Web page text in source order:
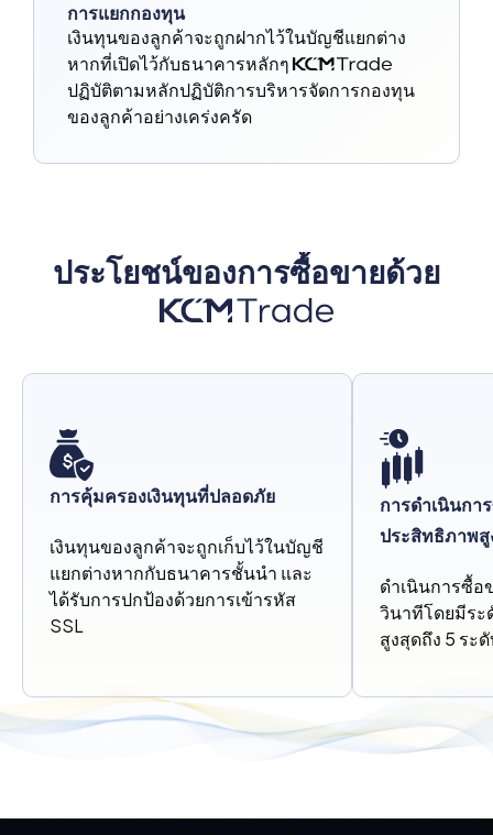
การแยกกองทุน
เงินทุนของลูกค้าจะถูกฝากไว้ในบัญชีแยกต่าง
หากที่เปิดไว้กับธนาคารหลักๆ
ปฏิบัติตามหลักปฏิบัติการบริหารจัดการกองทุน
ของลูกค้าอย่างเคร่งครัด
ประโยชน์ของการซื้อขายด้วย
การคุ้มครองเงินทุนที่ปลอดภัย
เงินทุนของลูกค้าจะถูกเก็บไว้ในบัญชี
แยกต่างหากกับธนาคารชั้นนำ และ
ได้รับการปกป้องด้วยการเข้ารหัส
SSL
การดำเนินกา
ประสิทธิภาพสู
ดำเนินการซื้อ
วินาทีโดยมีร
สูงสุดถึง 5 ระ